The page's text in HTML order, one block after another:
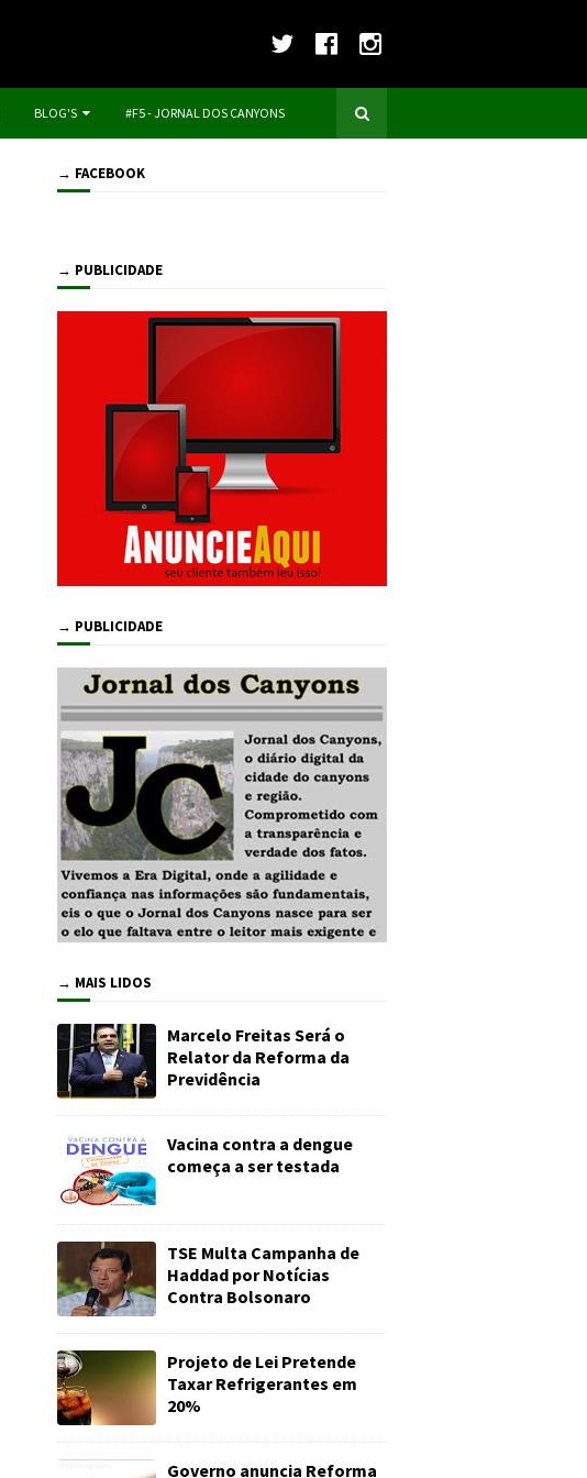
BLOG'S #F5 - JORNAL DOS CANYONS
→ FACEBOOK
→ PUBLICIDADE
→ PUBLICIDADE
→ MAIS LIDOS
Marcelo Freitas Será o
Relator da Reforma da
Previdência
Vacina contra a dengue
começa a ser testada
TSE Multa Campanha de
Haddad por Notícias
Contra Bolsonaro
Projeto de Lei Pretende
Taxar Refrigerantes em
20%
Governo anuncia Reforma